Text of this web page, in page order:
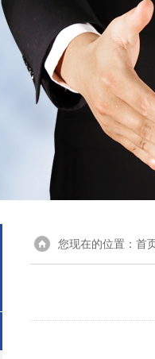
您现在的位置： 首